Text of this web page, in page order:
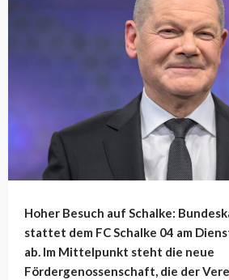
Hoher Besuch auf Schalke:
stattet dem FC Schalke 04 am
ab. Im Mittelpunkt steht die neue
Fördergenossenschaft, die der